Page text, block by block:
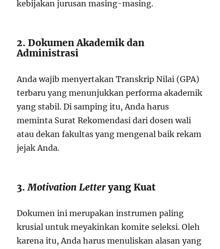
kebijakan jurusan masing-masing.
2. Dokumen Akademik dan
Administrasi
Anda wajib menyertakan Transkrip Nilai (GPA)
terbaru yang menunjukkan performa akademik
yang stabil. Di samping itu, Anda harus
meminta Surat Rekomendasi dari dosen wali
atau dekan fakultas yang mengenal baik rekam
jejak Anda.
3.Motivation Letteryang Kuat
Dokumen ini merupakan instrumen paling
krusial untuk meyakinkan komite seleksi. Oleh
karena itu, Anda harus menuliskan alasan yang